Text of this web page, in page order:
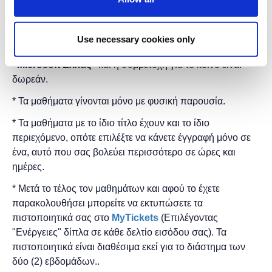
Use necessary cookies only
"MicrosoftΕλλάς"και ησυμμετοχή για το κοινό είναι
δωρεάν.
* Τα μαθήματα γίνονται μόνο με φυσική παρουσία.
* Τα μαθήματα με το ίδιο τίτλο έχουν και το ίδιο
περιεχόμενο, οπότε επιλέξτε να κάνετε έγγραφή μόνο σε
ένα, αυτό που σας βολεύει περισσότερο σε ώρες και
ημέρες.
* Μετά το τέλος τον μαθημάτων και αφού το έχετε
παρακολουθήσει μπορείτε να εκτυπώσετε τα
πιστοποιητικά ​σας στο MyTickets (Επιλέγοντας
"Ενέργειες" δίπλα σε κάθε δελτίο εισόδου σας). Τα
πιστοποιητικά είναι διαθέσιμα εκεί για το διάστημα των
δύο (2) εβδομάδων..